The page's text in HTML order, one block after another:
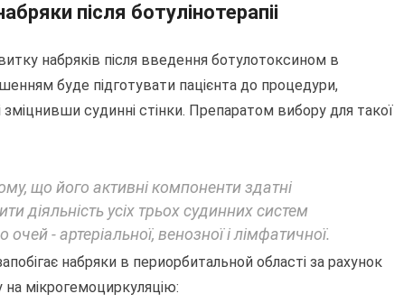
після ботулінотерапіі
набряків після введення ботулотоксином в
буде підготувати пацієнта до процедури,
судинні стінки. Препаратом вибору для такої
що його активні компоненти здатні
діяльність усіх трьох судинних систем
- артеріальної, венозної і лімфатичної.
набряки в периорбитальной області за рахунок
мікрогемоциркуляцію: